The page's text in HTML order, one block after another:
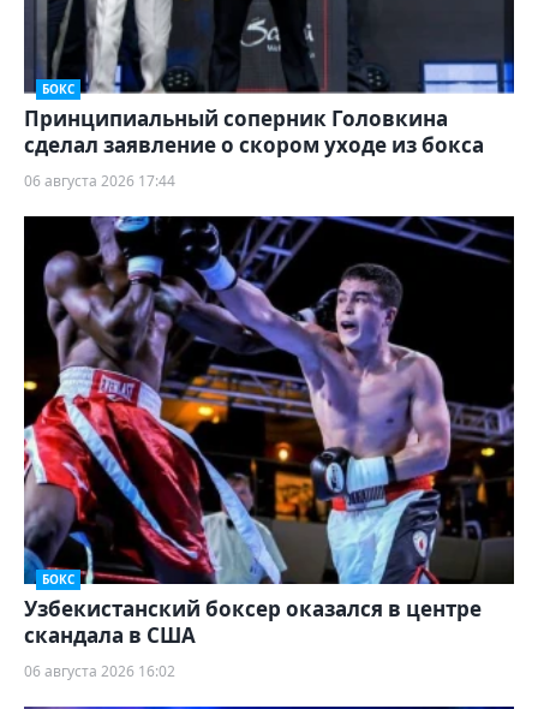
БОКС
Принципиальный соперник Головкина
сделал заявление о скором уходе из бокса
06 августа 2026 17:44
БОКС
Узбекистанский боксер оказался в центре
скандала в США
06 августа 2026 16:02